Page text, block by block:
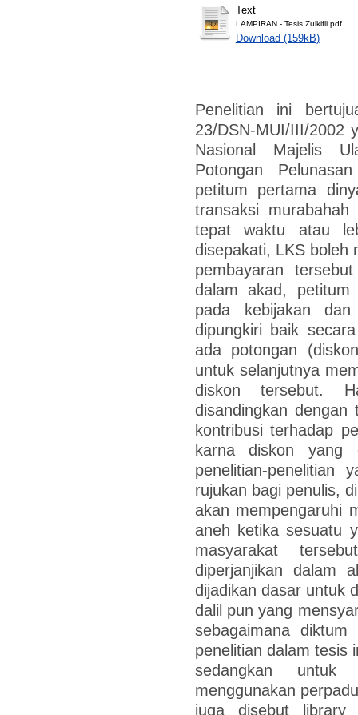
Text
LAMPIRAN - Tesis Zulkifli.pdf
Download (159kB)
Penelitian ini
23/DSN-MUI/III/2002
Nasional Majelis
Potongan
petitum pertama
transaksi
tepat waktu atau
disepakati, LKS boleh
pembayaran
dalam akad, petitum
pada kebijakan
dipungkiri baik
ada potongan
untuk selanjutnya
diskon tersebut.
disandingkan
kontribusi terhadap
karna diskon yang
penelitian-penelitian
rujukan bagi penulis,
akan mempengaruhi
aneh ketika sesuatu
masyarakat
diperjanjikan dalam
dijadikan dasar untuk
dalil pun yang
sebagaimana
penelitian dalam tesis
sedangkan untuk
menggunakan
juga disebut library